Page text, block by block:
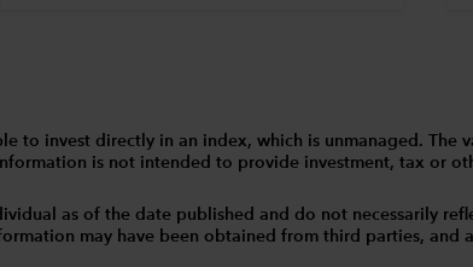
to invest directly in an index, which is unmanaged. The
is not intended to provide investment, tax or
as of the date published and do not necessarily
may have been obtained from third parties,